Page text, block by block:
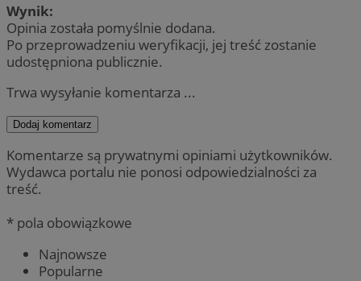
Wynik:
Opinia została pomyślnie dodana.
Po przeprowadzeniu weryfikacji, jej treść zostanie
udostępniona publicznie.
Trwa wysyłanie komentarza ...
Dodaj komentarz
Komentarze są prywatnymi opiniami użytkowników.
Wydawca portalu nie ponosi odpowiedzialności za
treść.
* pola obowiązkowe
Najnowsze
Popularne